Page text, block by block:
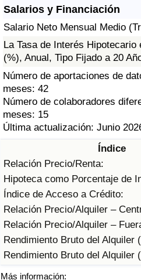
Salarios y Financiación
Salario Neto Mensual Medio
La Tasa de Interés Hipotecario
(%), Anual, Tipo Fijado a 20
Número de aportaciones de
meses: 42
Número de colaboradores
meses: 15
Última actualización: Junio
Índice
Relación Precio/Renta:
Hipoteca como Porcentaje de
Índice de Acceso a Crédito:
Relación Precio/Alquiler –
Relación Precio/Alquiler –
Rendimiento Bruto del Alquiler
Rendimiento Bruto del Alquiler
Más información:
Índice de criminalidad por
Sanidad
Índice de Sanidad (Actual)
Índice de Sanidad
Índice de Sanidad por País
Índice de contaminación
Índice de Contaminación por